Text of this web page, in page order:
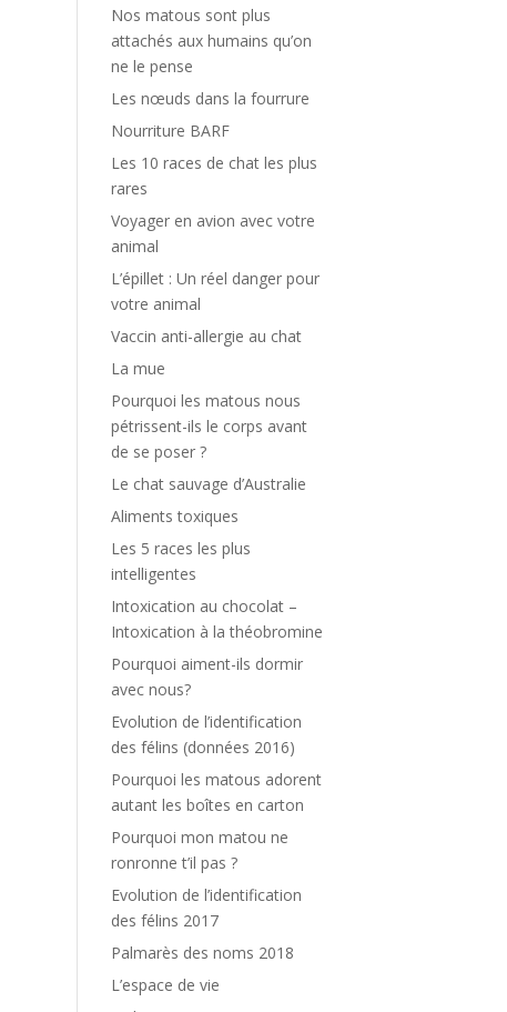
Nos matous sont plus
attachés aux humains qu’on
ne le pense
Les nœuds dans la fourrure
Nourriture BARF
Les 10 races de chat les plus
rares
Voyager en avion avec votre
animal
L’épillet : Un réel danger pour
votre animal
Vaccin anti-allergie au chat
La mue
Pourquoi les matous nous
pétrissent-ils le corps avant
de se poser ?
Le chat sauvage d’Australie
Aliments toxiques
Les 5 races les plus
intelligentes
Intoxication au chocolat –
Intoxication à la théobromine
Pourquoi aiment-ils dormir
avec nous?
Evolution de l’identification
des félins (données 2016)
Pourquoi les matous adorent
autant les boîtes en carton
Pourquoi mon matou ne
ronronne t’il pas ?
Evolution de l’identification
des félins 2017
Palmarès des noms 2018
L’espace de vie